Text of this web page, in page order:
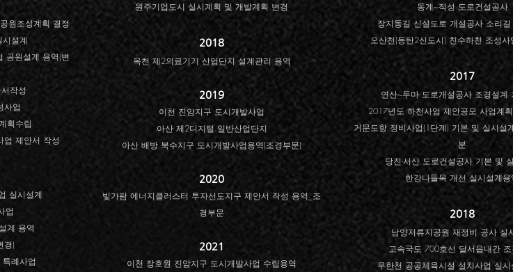
원조성계획 결정
설계
공원설계 용역(변
작성
사업
획수립
업 제안서 작성
실시설계
업
계 용역
경)
례사업
원주기업도시 실시계획 및 개발계획 변경
2018
옥천 제2의료기기 산업단지 설계관리 용역
2019
이천 진암지구 도시개발사업
아산 제2디지털 일반산업단지
아산 배방 북수지구 도시개발사업용역(조경부문)
2020
빛가람 에너지클러스터 투자선도지구 제안서 작성 용역_조
경부문
2021
이천 장호원 진암지구 도시개발사업 수립용역
동계~적성 도로건설공사
장지동길 신설도로 개설공사 소리
오산천(동탄2신도시) 친수하천 조성
2017
연산~두마 도로개설공사 조경설계
2017년도 하천사업 제안공모 사업계
거문도항 정비사업(1단계) 기본 및 실시설
분
당진-서산 도로건설공사 기본 및
한강나들목 개선 실시설계용
2018
남양저류지공원 재정비 공사 실
고속국도 700호선 달서읍내간
무한천 공공체육시설 설치사업 실